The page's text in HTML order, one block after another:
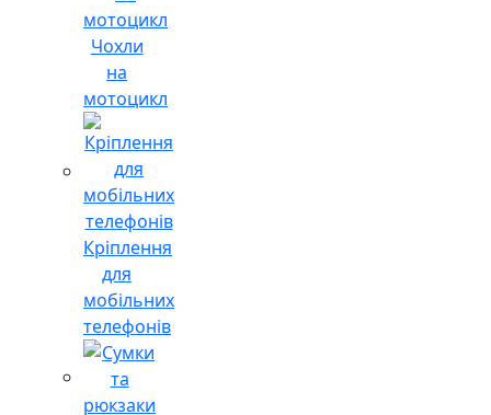
Чохли
на
мотоцикл
Кріплення
для
мобільних
телефонів